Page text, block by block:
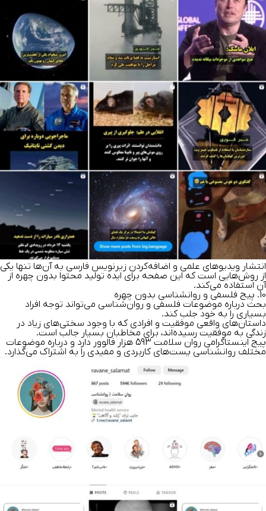
انتشار ویدیوهای علمی و اضافه‌کردن زیرنویس فارسی به آن‌ها تنها یکی
از روش‌هایی است که این صفحه برای ایده تولید محتوا بدون چهره از
آن استفاده می‌کند.
10. پیج فلسفی و روانشناسی بدون چهره
بحث درباره موضوعات فلسفی و روان‌شناسی می‌تواند توجه افراد
بسیاری را به خود جلب کند.
داستان‌های واقعی موفقیت و افرادی که با وجود سختی‌های زیاد در
زندگی به موفقیت‌ رسیده‌اند، برای مخاطبان بسیار جالب است.
پیج اینستاگرامی روان سلامت 593 هزار فالوور دارد و درباره موضوعات
مختلف روانشناسی پست‌های کاربردی و مفیدی را به اشتراک می‌گذارد.